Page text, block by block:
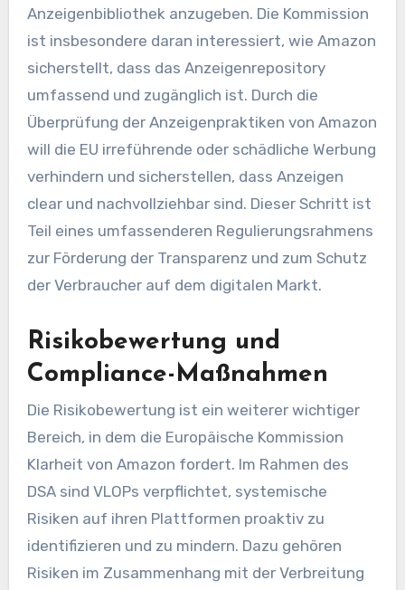
Anzeigenbibliothek anzugeben. Die Kommission
ist insbesondere daran interessiert, wie Amazon
sicherstellt, dass das Anzeigenrepository
umfassend und zugänglich ist. Durch die
Überprüfung der Anzeigenpraktiken von Amazon
will die EU irreführende oder schädliche Werbung
verhindern und sicherstellen, dass Anzeigen
clear und nachvollziehbar sind. Dieser Schritt ist
Teil eines umfassenderen Regulierungsrahmens
zur Förderung der Transparenz und zum Schutz
der Verbraucher auf dem digitalen Markt.
Risikobewertung und
Compliance-Maßnahmen
Die Risikobewertung ist ein weiterer wichtiger
Bereich, in dem die Europäische Kommission
Klarheit von Amazon fordert. Im Rahmen des
DSA sind VLOPs verpflichtet, systemische
Risiken auf ihren Plattformen proaktiv zu
identifizieren und zu mindern. Dazu gehören
Risiken im Zusammenhang mit der Verbreitung